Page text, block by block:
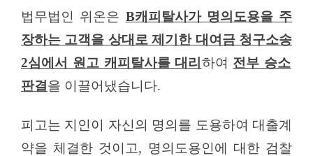
법무법인 위온은 B캐피탈사가 명의도용을 주
장하는 고객을 상대로 제기한 대여금 청구소송
2심에서 원고 캐피탈사를 대리 하여 전부 승소
판결 을 이끌어냈습니다.
피고는 지인이 자신의 명의를 도용하여 대출계
약을 체결한 것이고, 명의도용인에 대한 검찰